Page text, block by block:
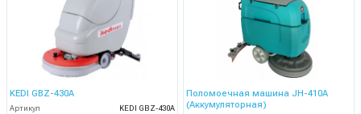
KEDI GBZ-430A
Артикул
KEDI GBZ-430A
Поломоечная машина JH-410A
(Аккумуляторная)